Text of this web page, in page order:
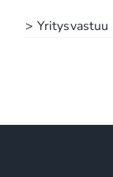
> Yritysvastuu